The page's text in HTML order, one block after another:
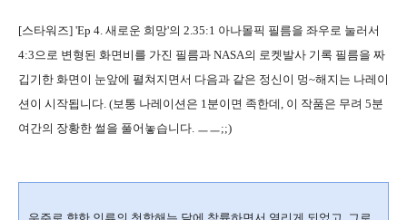
[스타워즈] 'Ep 4. 새로운 희망'의 2.35:1 아나몰픽 필름을 좌우로 눌러서
4:3으로 변형된 화면비를 가진 필름과 NASA의 로켓발사 기록 필름을 짜
깁기한 화면이 눈앞에 펼쳐지면서 다음과 같은 정신이 멍~해지는 나레이
션이 시작됩니다. (보통 나레이션은 1분이면 족한데, 이 작품은 무려 5분
여간의 장황한 썰을 풀어놓습니다. ㅡㅡ;;)